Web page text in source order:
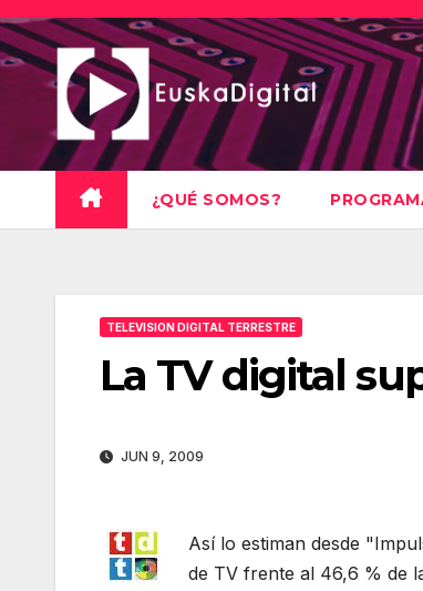
Saltar
al
contenido
¿QUÉ SOMOS?
TELEVISION DIGITAL TERRESTRE
La TV digital
JUN 9, 2009
Así lo estiman desde
de TV frente al 46,6 % de